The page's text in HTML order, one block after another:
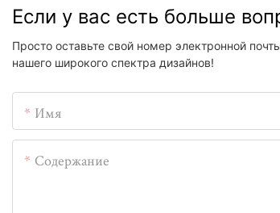
Если у вас есть больше
Просто оставьте свой номер электронной
нашего широкого спектра дизайнов!
Имя
Содержание